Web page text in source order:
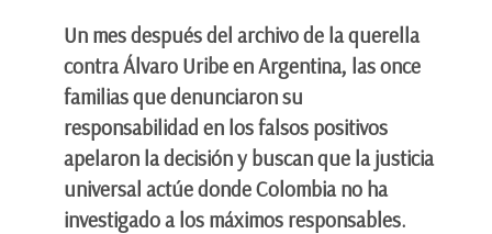
Un mes después del archivo de la querella
contra Álvaro Uribe en Argentina, las once
familias que denunciaron su
responsabilidad en los falsos positivos
apelaron la decisión y buscan que la justicia
universal actúe donde Colombia no ha
investigado a los máximos responsables.